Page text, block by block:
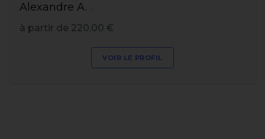
Alexandre A.
à partir de 220,00 €
VOIR LE PROFIL